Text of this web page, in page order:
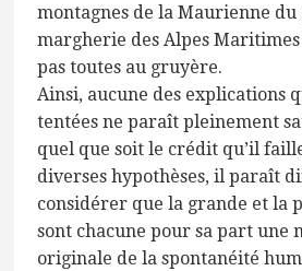
montagnes de la Maurienne du
margherie des Alpes
pas toutes au gruyère.
Ainsi, aucune des explications
tentées ne paraît pleinement
quel que soit le crédit qu’il
diverses hypothèses, il paraît
considérer que la grande et la
sont chacune pour sa part une
originale de la spontanéité